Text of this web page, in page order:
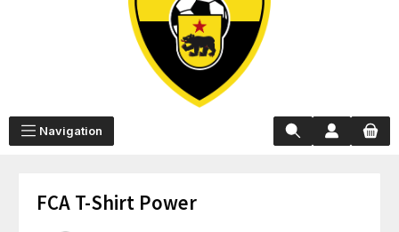
Navigation
FCA T-Shirt Power